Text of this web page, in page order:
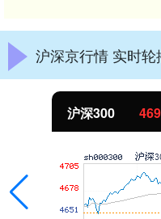
沪深京行情 实时轮
沪深300